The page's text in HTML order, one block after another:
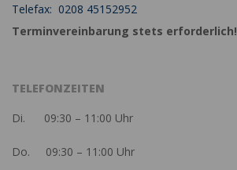
Telefax: 0208 45152952
Terminvereinbarung stets erforderlich!
TELEFONZEITEN
Di. 09:30 – 11:00 Uhr
Do. 09:30 – 11:00 Uhr